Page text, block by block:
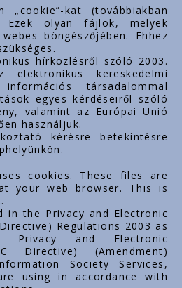
„cookie”-kat (továbbiakban
Ezek olyan fájlok, melyek
böngészőjében. Ehhez
hírközlésről szóló 2003.
kereskedelmi
társadalommal
egyes kérdéseiről szóló
valamint az Európai Unió
használjuk.
kérésre betekintésre
cookies. These files are
your web browser. This is
in the Privacy and Electronic
Regulations 2003 as
and Electronic
Directive) (Amendment)
Society Services,
using in accordance with